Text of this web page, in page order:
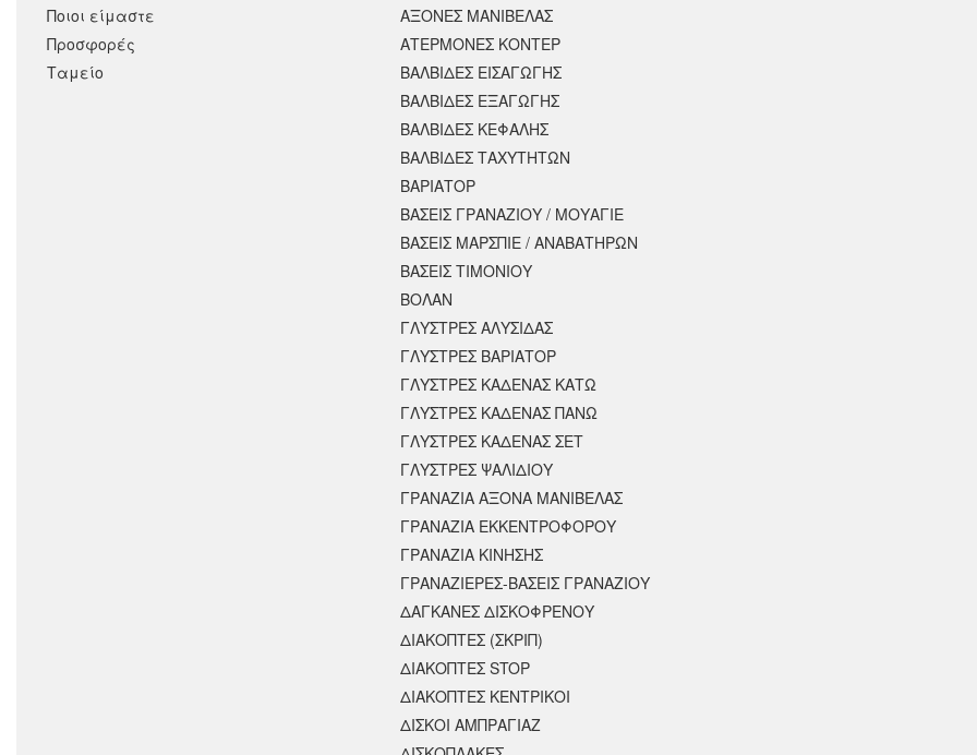
Ποιοι είμαστε
Προσφορές
Ταμείο
ΑΞΟΝΕΣ ΜΑΝΙΒΕΛΑΣ
ΑΤΕΡΜΟΝΕΣ ΚΟΝΤΕΡ
ΒΑΛΒΙΔΕΣ ΕΙΣΑΓΩΓΗΣ
ΒΑΛΒΙΔΕΣ ΕΞΑΓΩΓΗΣ
ΒΑΛΒΙΔΕΣ ΚΕΦΑΛΗΣ
ΒΑΛΒΙΔΕΣ ΤΑΧΥΤΗΤΩΝ
ΒΑΡΙΑΤΟΡ
ΒΑΣΕΙΣ ΓΡΑΝΑΖΙΟΥ / ΜΟΥΑΓΙΕ
ΒΑΣΕΙΣ ΜΑΡΣΠΙΕ / ΑΝΑΒΑΤΗΡΩΝ
ΒΑΣΕΙΣ ΤΙΜΟΝΙΟΥ
ΒΟΛΑΝ
ΓΛΥΣΤΡΕΣ ΑΛΥΣΙΔΑΣ
ΓΛΥΣΤΡΕΣ ΒΑΡΙΑΤΟΡ
ΓΛΥΣΤΡΕΣ ΚΑΔΕΝΑΣ ΚΑΤΩ
ΓΛΥΣΤΡΕΣ ΚΑΔΕΝΑΣ ΠΑΝΩ
ΓΛΥΣΤΡΕΣ ΚΑΔΕΝΑΣ ΣΕΤ
ΓΛΥΣΤΡΕΣ ΨΑΛΙΔΙΟΥ
ΓΡΑΝΑΖΙΑ ΑΞΟΝΑ ΜΑΝΙΒΕΛΑΣ
ΓΡΑΝΑΖΙΑ ΕΚΚΕΝΤΡΟΦΟΡΟΥ
ΓΡΑΝΑΖΙΑ ΚΙΝΗΣΗΣ
ΓΡΑΝΑΖΙΕΡΕΣ-ΒΑΣΕΙΣ ΓΡΑΝΑΖΙΟΥ
ΔΑΓΚΑΝΕΣ ΔΙΣΚΟΦΡΕΝΟΥ
ΔΙΑΚΟΠΤΕΣ (ΣΚΡΙΠ)
ΔΙΑΚΟΠΤΕΣ STOP
ΔΙΑΚΟΠΤΕΣ ΚΕΝΤΡΙΚΟΙ
ΔΙΣΚΟΙ ΑΜΠΡΑΓΙΑΖ